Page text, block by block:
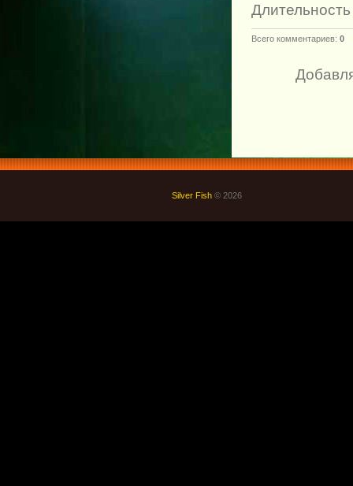
Всего комментариев: 0
Silver Fish © 2026